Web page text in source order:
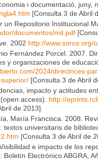
i documentació, juny,
[Consulta 3 de Abril
un Repositorio Institucional
documentos/mit.pdf
2002 http://www.soros.org/
Fernández Porcel. 2007.
y organizaciones de
2024/directrices-
[Consulta 3 de Abril
impacto y actitudes
access). http://
de 2013].
María Francisca. 2008.
textos universitaris de
[Consulta 3 de Abril de
e impacto de los
Electrónico ABGRA,